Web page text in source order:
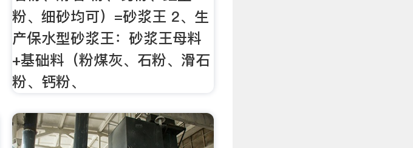
粉、细砂均可）=砂浆王 2、生
产保水型砂浆王：砂浆王母料
+基础料（粉煤灰、石粉、滑石
粉、钙粉、